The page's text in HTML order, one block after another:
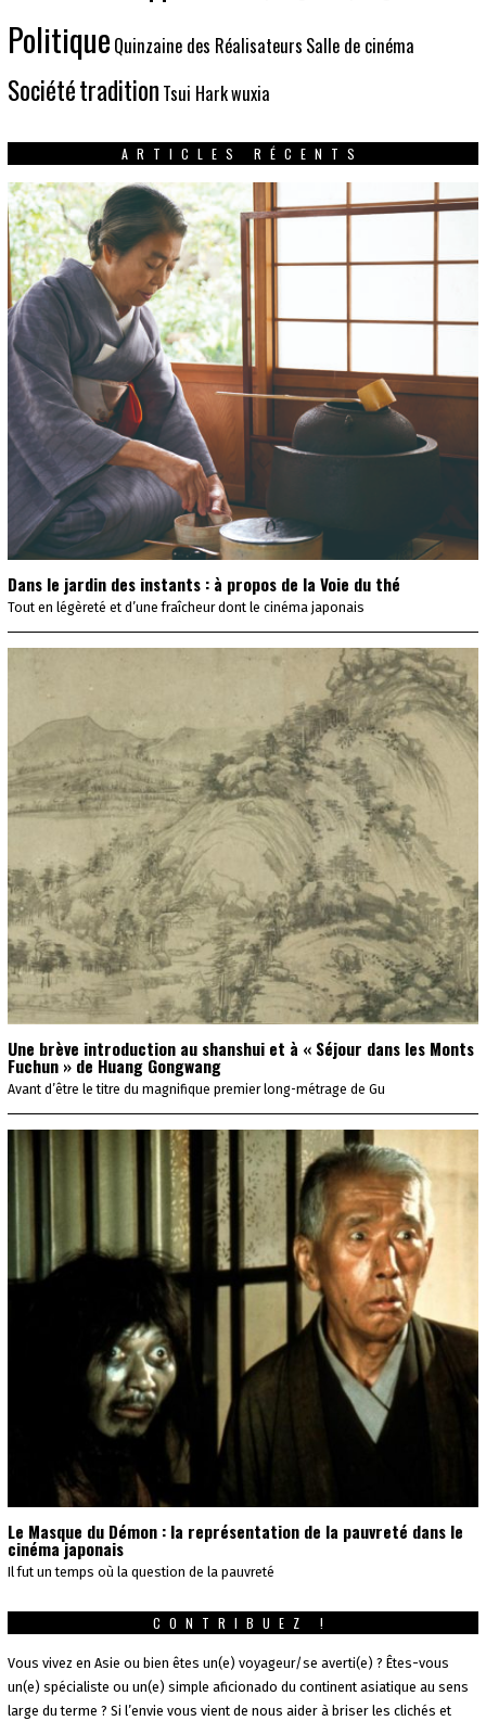
Politique Quinzaine des Réalisateurs Salle de cinéma
Sociététradition Tsui Harkwuxia
ARTICLES RÉCENTS
Dans le jardin des instants : à propos de la Voie du thé
Tout en légèreté et d’une fraîcheur dont le cinéma japonais
Une brève introduction au shanshui et à « Séjour dans les Monts
Fuchun » de Huang Gongwang
Avant d’être le titre du magnifique premier long-métrage de Gu
Le Masque du Démon : la représentation de la pauvreté dans le
cinéma japonais
Il fut un temps où la question de la pauvreté
CONTRIBUEZ !
Vous vivez en Asie ou bien êtes un(e) voyageur/se averti(e) ? Êtes-vous
un(e) spécialiste ou un(e) simple aficionado du continent asiatique au sens
large du terme ? Si l’envie vous vient de nous aider à briser les clichés et